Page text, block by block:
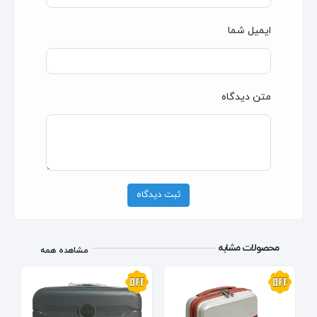
ایمیل شما
متن دیدگاه
ثبت دیدگاه
مشاهده همه محصولات مشابه